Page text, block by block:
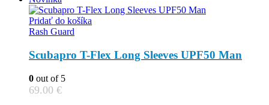
Pridať do košíka
Rash Guard
Scubapro T-Flex Long Sleeves UPF50 Man
0 out of 5
69.00 €